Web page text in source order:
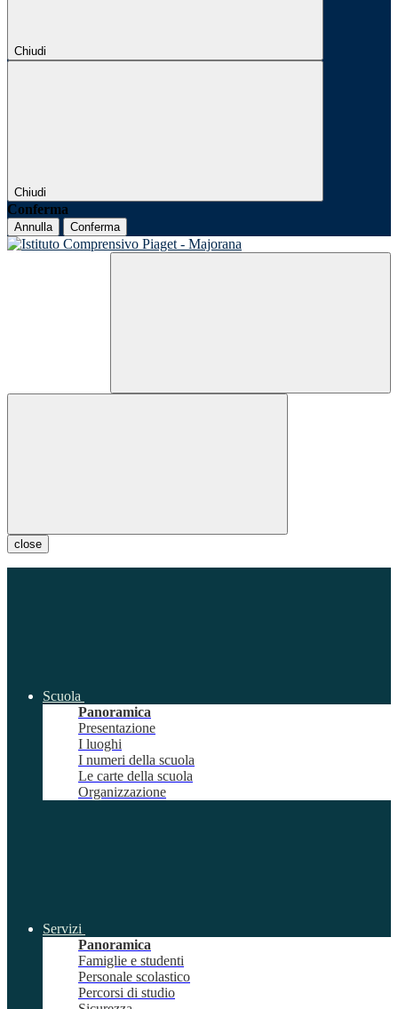
Chiudi
Chiudi
Conferma
Annulla Conferma
close
Scuola
Panoramica
Presentazione
I luoghi
I numeri della scuola
Le carte della scuola
Organizzazione
Servizi
Panoramica
Famiglie e studenti
Personale scolastico
Percorsi di studio